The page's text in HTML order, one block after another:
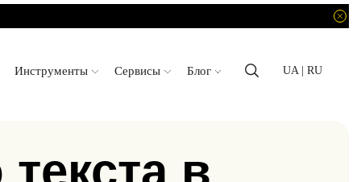
Инструменты Сервисы Блог UA | RU
в